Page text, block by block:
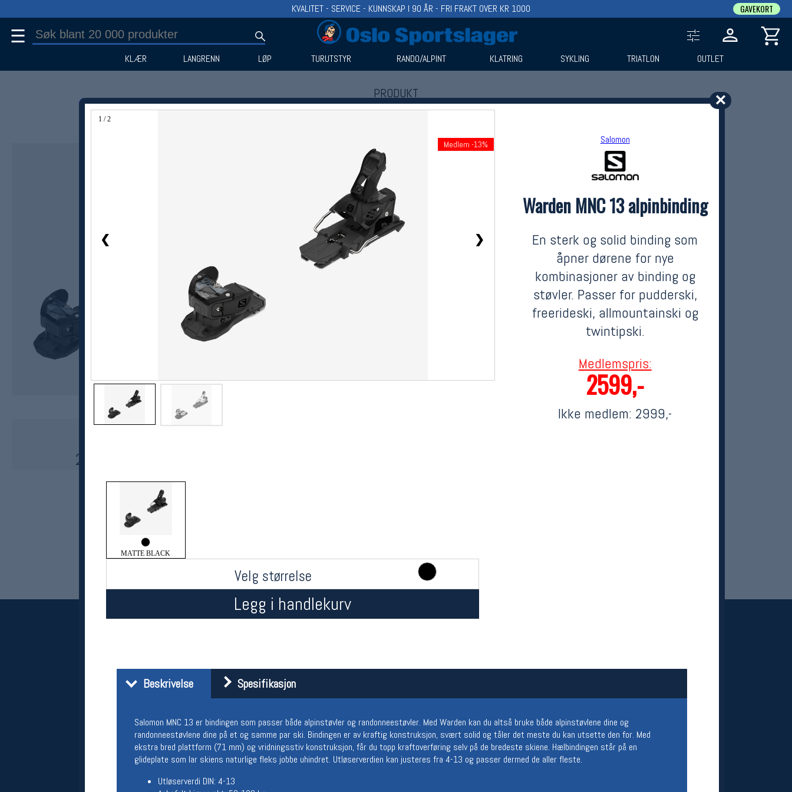
✕
1 / 2
❮ ❯
Medlem -13% Salomon
Warden MNC 13 alpinbinding
En sterk og solid binding som
åpner dørene for nye
kombinasjoner av binding og
støvler. Passer for pudderski,
freerideski, allmountainski og
twintipski.
Medlemspris:
2599,-
Ikke medlem: 2999,-
MATTE BLACK
Velg størrelse
Legg i handlekurv
Beskrivelse Spesifikasjon
Salomon MNC 13 er bindingen som passer både alpinstøvler og randonneestøvler. Med Warden kan du altså bruke både alpinstøvlene dine og
randonneestøvlene dine på et og samme par ski. Bindingen er av kraftig konstruksjon, svært solid og tåler det meste du kan utsette den for. Med
ekstra bred plattform (71 mm) og vridningsstiv konstruksjon, får du topp kraftoverføring selv på de bredeste skiene. Hælbindingen står på en
glideplate som lar skiens naturlige fleks jobbe uhindret. Utløserverdien kan justeres fra 4-13 og passer dermed de aller fleste.
Utløserverdi DIN: 4-13
KVALITET - SERVICE - KUNNSKAP I 90 ÅR - FRI FRAKT OVER KR 1000 GAVEKORT
☰
KLÆR LANGRENN LØP TURUTSTYR RANDO/ALPINT KLATRING SYKLING TRIATLON OUTLET
PRODUKT
Produkter (1)
Salomon
2999,-
Her finner du oss
Oslo Sportslager
Telefon: 23 32 62 00
(telefontid man-fredag klokken 10-13)
Vis i kart
Om oss
Kontakt oss
Åpningstider butikk
Lørdag:
11-16
Team Oslo Sportslager
Medlemstilbud og aktiviteter